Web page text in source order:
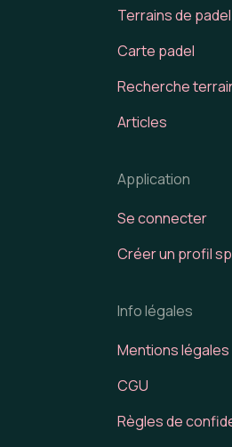
Terrains de padel
Carte padel
Recherche
Articles
Application
Se connecter
Créer un profil
Info légales
Mentions légales
CGU
Règles de